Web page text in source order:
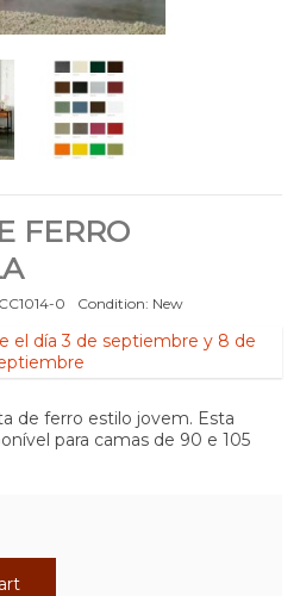
FERRO
0 Condition: New
el día 3 de septiembre y 8 de
de ferro estilo jovem. Esta
para camas de 90 e 105